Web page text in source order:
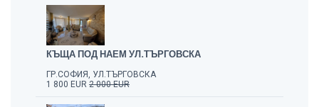
КЪЩА ПОД НАЕМ УЛ.ТЪРГОВСКА
ГР.СОФИЯ, УЛ.ТЪРГОВСКА
1 800 EUR 2 000 EUR